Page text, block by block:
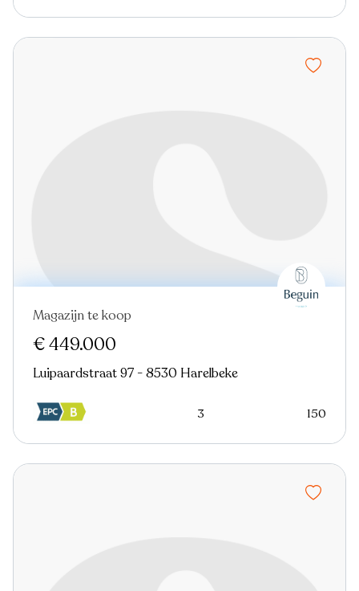
Magazijn te koop
€ 449.000
Luipaardstraat 97 - 8530 Harelbeke
3 150